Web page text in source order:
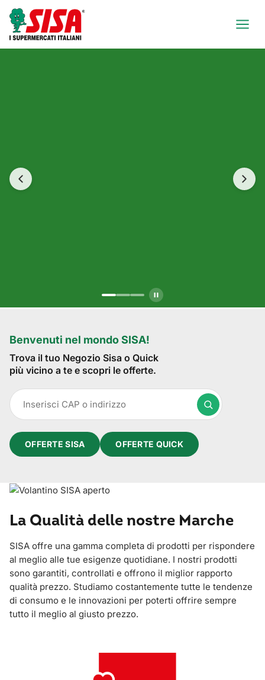
Benvenuti nel mondo SISA!
Trova il tuo Negozio Sisa o Quick
più vicino a te e scopri le offerte.
OFFERTE SISA OFFERTE QUICK
La Qualità delle nostre Marche
SISA offre una gamma completa di prodotti per rispondere
al meglio alle tue esigenze quotidiane. I nostri prodotti
sono garantiti, controllati e offrono il miglior rapporto
qualità prezzo. Studiamo costantemente tutte le tendenze
di consumo e le innovazioni per poterti offrire sempre
tutto il meglio al giusto prezzo.